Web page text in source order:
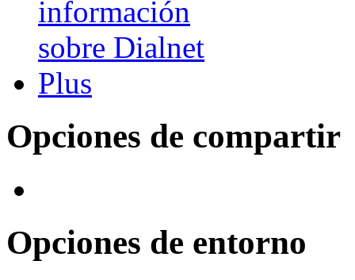
Opciones de compartir
Opciones de entorno